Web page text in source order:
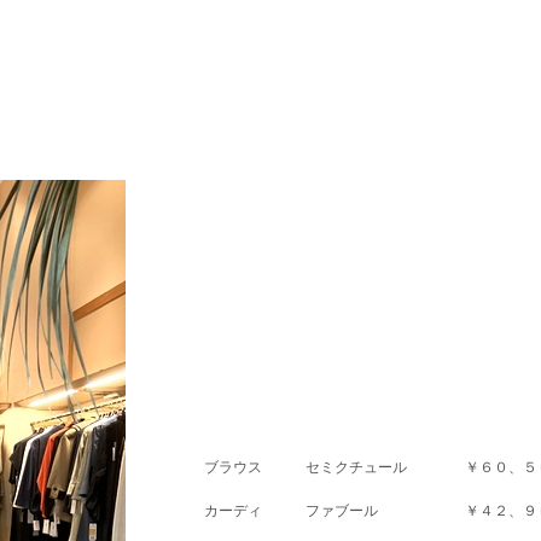
ブラウス セミクチュール ￥６０、５
カーディ ファブール ￥４２、９０